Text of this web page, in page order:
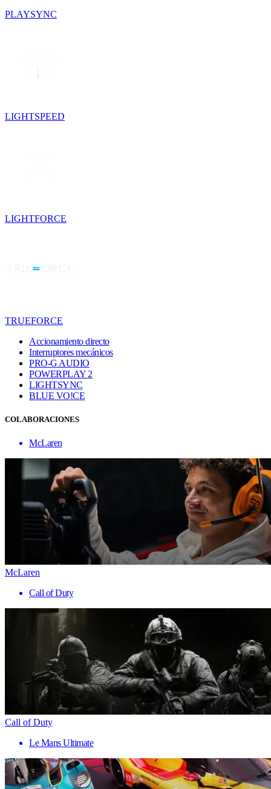
PLAYSYNC
LIGHTSPEED
LIGHTFORCE
TRUEFORCE
Accionamiento directo
Interruptores mecánicos
PRO-G AUDIO
POWERPLAY 2
LIGHTSYNC
BLUE VO!CE
COLABORACIONES
McLaren
McLaren
Call of Duty
Call of Duty
Le Mans Ultimate